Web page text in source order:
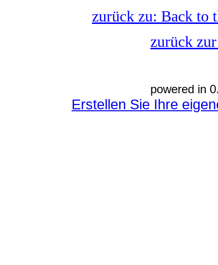
zurück zu: Back to
zurück
powered in
Erstellen Sie Ihre